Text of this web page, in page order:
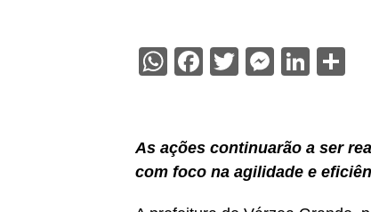
WhatsApp
Facebook
Twitter
As ações continuarão a ser
com foco na agilidade e